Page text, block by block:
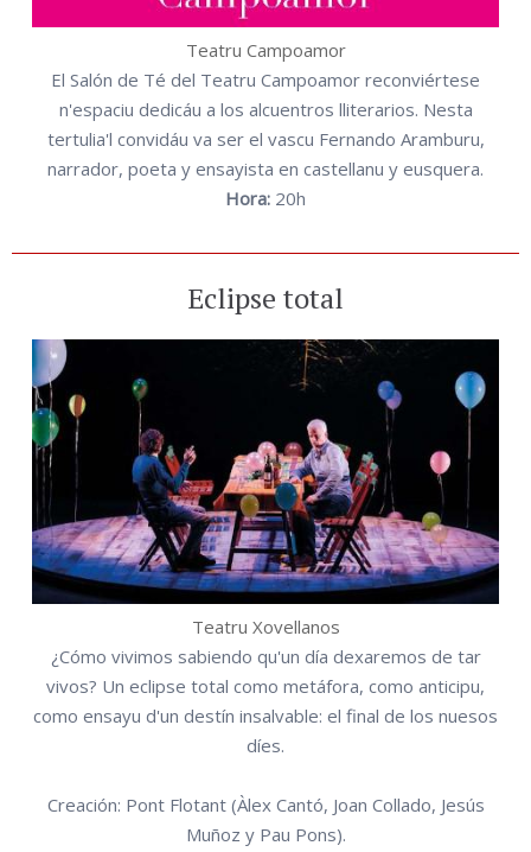
Teatru Campoamor
El Salón de Té del Teatru Campoamor reconviértese
n'espaciu dedicáu a los alcuentros lliterarios. Nesta
tertulia'l convidáu va ser el vascu Fernando Aramburu,
narrador, poeta y ensayista en castellanu y eusquera.
Hora: 20h
Eclipse total
Teatru Xovellanos
¿Cómo vivimos sabiendo qu'un día dexaremos de tar
vivos? Un eclipse total como metáfora, como anticipu,
como ensayu d'un destín insalvable: el final de los nuesos
díes.
Creación: Pont Flotant (Àlex Cantó, Joan Collado, Jesús
Muñoz y Pau Pons).